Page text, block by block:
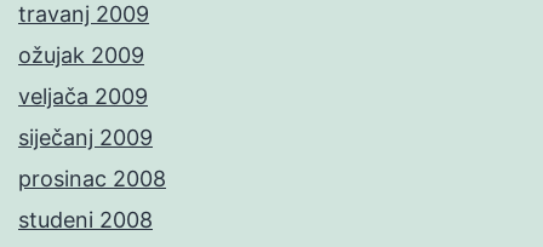
travanj 2009
ožujak 2009
veljača 2009
siječanj 2009
prosinac 2008
studeni 2008